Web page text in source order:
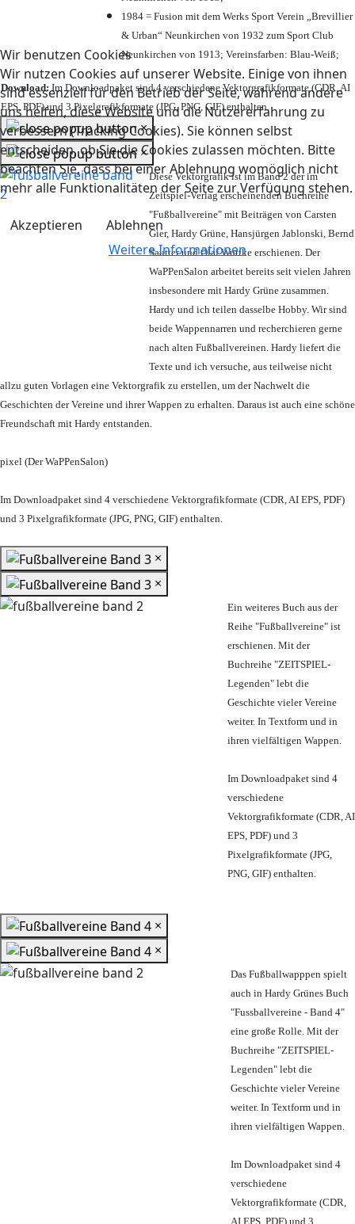
Wir benutzen Cookies
Wir nutzen Cookies auf unserer Website. Einige von ihnen
sind essenziell für den Betrieb der Seite, während andere
uns helfen, diese Website und die Nutzererfahrung zu
verbessern (Tracking Cookies). Sie können selbst
entscheiden, ob Sie die Cookies zulassen möchten. Bitte
beachten Sie, dass bei einer Ablehnung womöglich nicht
mehr alle Funktionalitäten der Seite zur Verfügung stehen.
Akzeptieren
Ablehnen
Weitere Informationen
1984 = Fusion mit dem Werks Sport Verein „Brevillier
& Urban“ Neunkirchen von 1932 zum Sport Club
Neunkirchen von 1913; Vereinsfarben: Blau-Weiß;
Download: Im Downloadpaket sind 4 verschiedene Vektorgrafikformate (CDR, AI
EPS, PDF) und 3 Pixelgrafikformate (JPG, PNG, GIF) enthalten.
×
×
Diese Vektorgrafik ist im Band 2 der im
Zeitspiel-Verlag erscheinenden Buchreihe
"Fußballvereine" mit Beiträgen von Carsten
Gier, Hardy Grüne, Hansjürgen Jablonski, Bernd
Sautter und Olaf Wuttke erschienen. Der
WaPPenSalon arbeitet bereits seit vielen Jahren
insbesondere mit Hardy Grüne zusammen.
Hardy und ich teilen dasselbe Hobby. Wir sind
beide Wappennarren und recherchieren gerne
nach alten Fußballvereinen. Hardy liefert die
Texte und ich versuche, aus teilweise nicht
allzu guten Vorlagen eine Vektorgrafik zu erstellen, um der Nachwelt die
Geschichten der Vereine und ihrer Wappen zu erhalten. Daraus ist auch eine schöne
Freundschaft mit Hardy entstanden.
pixel (Der WaPPenSalon)
Im Downloadpaket sind 4 verschiedene Vektorgrafikformate (CDR, AI EPS, PDF)
und 3 Pixelgrafikformate (JPG, PNG, GIF) enthalten.
×
×
Ein weiteres Buch aus der
Reihe "Fußballvereine" ist
erschienen. Mit der
Buchreihe "ZEITSPIEL-
Legenden" lebt die
Geschichte vieler Vereine
weiter. In Textform und in
ihren vielfältigen Wappen.
Im Downloadpaket sind 4
verschiedene
Vektorgrafikformate (CDR, AI
EPS, PDF) und 3
Pixelgrafikformate (JPG,
PNG, GIF) enthalten.
×
×
Das Fußballwapppen spielt
auch in Hardy Grünes Buch
"Fussballvereine - Band 4"
eine große Rolle. Mit der
Buchreihe "ZEITSPIEL-
Legenden" lebt die
Geschichte vieler Vereine
weiter. In Textform und in
ihren vielfältigen Wappen.
Im Downloadpaket sind 4
verschiedene
Vektorgrafikformate (CDR,
AI EPS, PDF) und 3